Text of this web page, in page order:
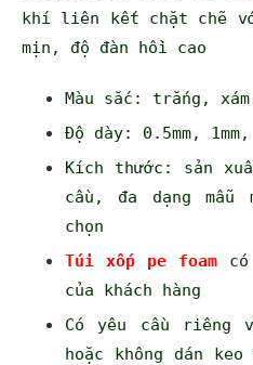
khí liên kết chặt chẽ
mịn, độ đàn hồi cao
Màu sắc: trắng,
Độ dày: 0.5mm, 1mm,
Kích thước: sản
cầu, đa dạng mẫu
chọn
Túi xốp pe foamcó
của khách hàng
Có yêu cầu riêng
hoặc không dán